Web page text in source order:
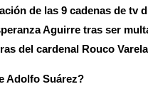
de las 9 cadenas de tv
Aguirre tras ser
del cardenal Rouco
Adolfo Suárez?